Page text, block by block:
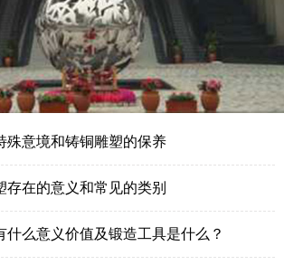
殊意境和铸铜雕塑的保养
存在的意义和常见的类别
什么意义价值及锻造工具是什么？